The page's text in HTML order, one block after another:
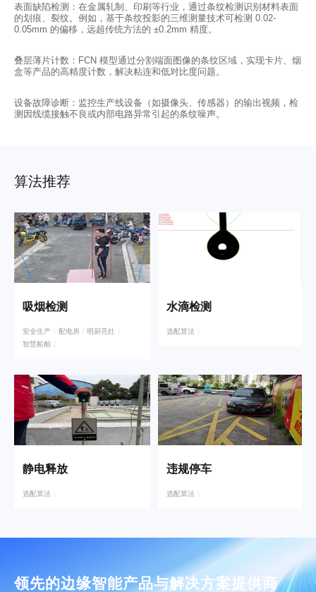
表面缺陷检测：在金属轧制、印刷等行业，通过条纹检测识别材料表面
的划痕、裂纹。例如，基于条纹投影的三维测量技术可检测 0.02-
0.05mm 的偏移，远超传统方法的 ±0.2mm 精度。
叠层薄片计数：FCN 模型通过分割端面图像的条纹区域，实现卡片、烟
盒等产品的高精度计数，解决粘连和低对比度问题。
设备故障诊断：监控生产线设备（如摄像头、传感器）的输出视频，检
测因线缆接触不良或内部电路异常引起的条纹噪声。
算法推荐
吸烟检测
安全生产 配电房
明厨亮灶
智慧船舶
水滴检测
选配算法
静电释放
选配算法
违规停车
选配算法
领先的边缘智能产品与解决方案提供商